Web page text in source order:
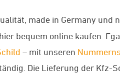
made in Germany
bequem online kaufen.
– mit unseren
Die Lieferung der Kfz-